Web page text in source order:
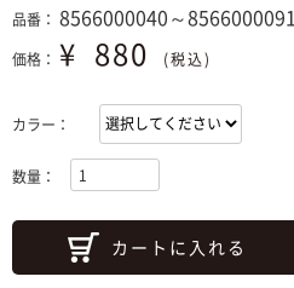
品番： 8566000040～8566000091
価格： ¥ 880 (税込)
カラー：
数量：
カートに入れる